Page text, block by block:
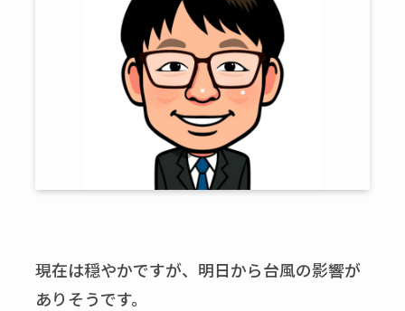
現在は穏やかですが、明日から台風の影響が
ありそうです。